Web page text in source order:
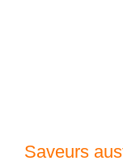
Saveurs